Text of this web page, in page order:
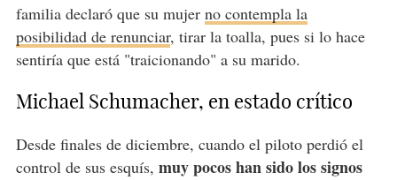
familia declaró que su mujer no contempla la
posibilidad de renunciar, tirar la toalla, pues si lo hace
sentiría que está "traicionando" a su marido.
Michael Schumacher, en estado crítico
Desde finales de diciembre, cuando el piloto perdió el
control de sus esquís, muy pocos han sido los signos